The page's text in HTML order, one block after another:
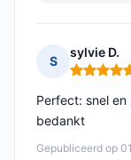
S
sylvie D.
Gepubliceerd op
Perfect: snel
bedankt